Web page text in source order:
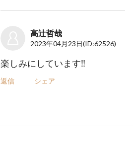
高辻哲哉
2023年04月23日(ID:62526)
楽しみにしています‼️
返信 シェア